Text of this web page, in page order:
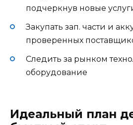
подчеркнув новые
Закупать зап. части и
проверенных
Следить за рынком
оборудование
Идеальный план